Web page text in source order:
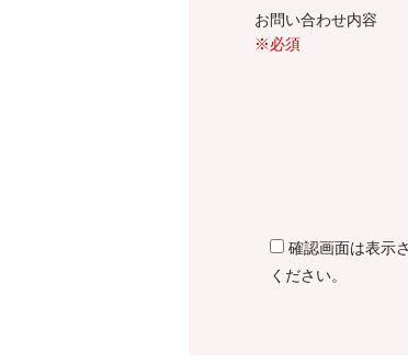
お問い合わせ内容
※必須
確認画面は表示
ください。